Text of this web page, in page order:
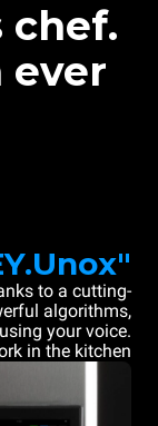
chef.
"HEY.Unox"
to a cutting-
algorithms,
your voice.
in the kitchen.